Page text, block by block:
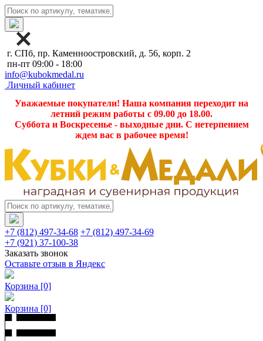
г. СПб, пр. Каменноостровский, д. 56, корп. 2
пн-пт 09:00 - 18:00
info@kubokmedal.ru
Личный кабинет
Уважаемые покупатели! Наша компания переходит на
летний режим работы с 09.00 до 18.00.
Суббота и Воскресенье - выходные дни. С нетерпением
ждем вас в рабочее время!
+7 (812) 497-34-68 +7 (812) 497-34-69
+7 (921) 37-100-38
Заказать звонок
Оставьте отзыв в Яндекс
Корзина [0]
Корзина [0]